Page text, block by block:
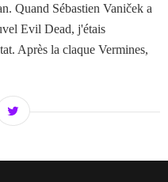
Quand Sébastien Vaniček a
Evil Dead, j'étais
Après la claque Vermines,